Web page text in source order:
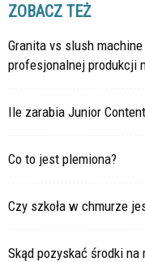
ZOBACZ TEŻ
Granita vs slush
profesjonalnej produkcji
Ile zarabia Junior
Co to jest plemiona?
Czy szkoła w chmurze
Skąd pozyskać środki na